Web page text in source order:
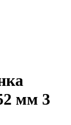
мм 3